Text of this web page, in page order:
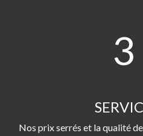
3
Nos prix serrés et la qualité